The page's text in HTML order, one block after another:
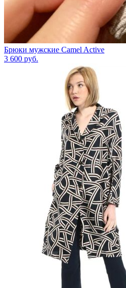
Брюки мужские Camel Active
3 600 руб.